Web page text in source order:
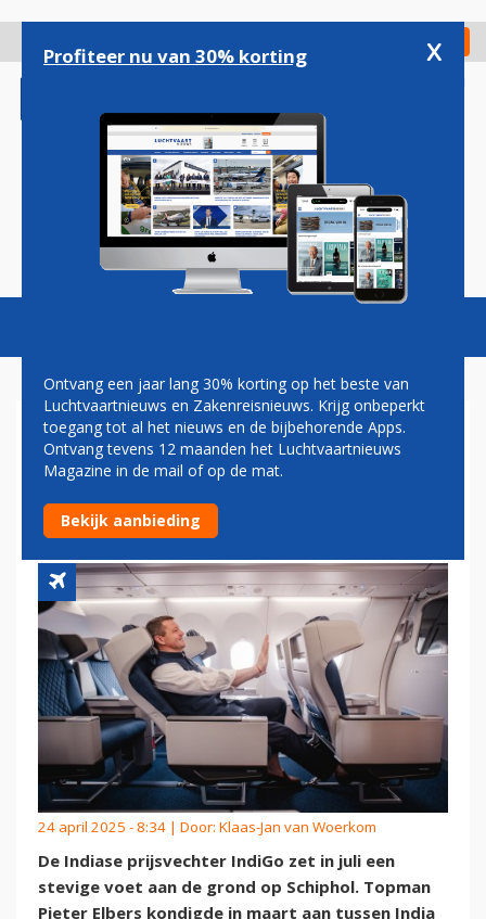
gaan
Check in
Magazine Podcasts Vacatures
INDIGO NOEMT STARTDATUM
VOOR NIEUWE LIJNDIENST
NAAR SCHIPHOL
24 april 2025 - 8:34 | Door: Klaas-Jan van Woerkom
De Indiase prijsvechter IndiGo zet in juli een
stevige voet aan de grond op Schiphol. Topman
Pieter Elbers kondigde in maart aan tussen India
Profiteer nu van 30% korting x
Ontvang een jaar lang 30% korting op het beste van
Luchtvaartnieuws en Zakenreisnieuws. Krijg onbeperkt
toegang tot al het nieuws en de bijbehorende Apps.
Ontvang tevens 12 maanden het Luchtvaartnieuws
Magazine in de mail of op de mat.
Bekijk aanbieding